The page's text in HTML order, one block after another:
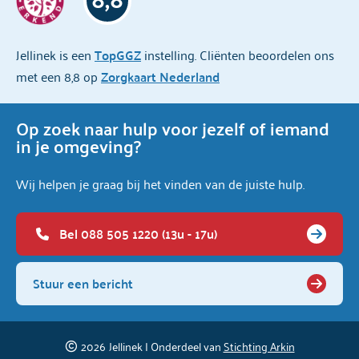
Jellinek is eenTopGGZinstelling. Cliënten beoordelen ons
met een 8,8 opZorgkaart Nederland
Op zoek naar hulp voor jezelf of iemand
in je omgeving?
Wij helpen je graag bij het vinden van de juiste hulp.
Bel 088 505 1220 (13u - 17u)
Stuur een bericht
2026 Jellinek | Onderdeel vanStichting Arkin